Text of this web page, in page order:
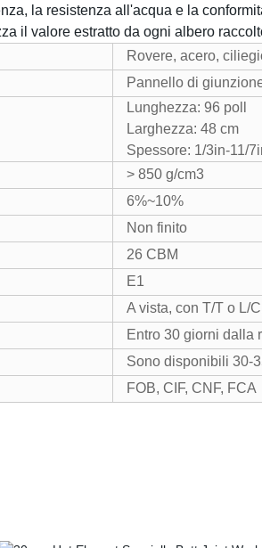
la resistenza all'acqua e la
il valore estratto da ogni albero
Rovere, acero,
Pannello di
Lunghezza: 96 poll
Larghezza: 48 cm
Spessore: 1/3in-11/
> 850 g/cm3
6%~10%
Non finito
26 CBM
E1
A vista, con T/T o L/
Entro 30 giorni dalla
Sono disponibili 30-
FOB, CIF, CNF, FCA